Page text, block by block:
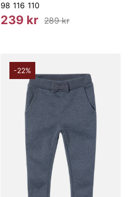
SWEAT PANT UNB
98 116 110
239 kr 289 kr
-22%